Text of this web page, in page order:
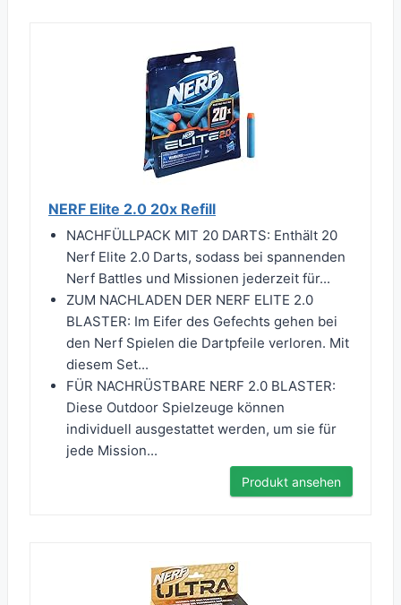
NERF Elite 2.0 20x Refill
NACHFÜLLPACK MIT 20 DARTS: Enthält 20
Nerf Elite 2.0 Darts, sodass bei spannenden
Nerf Battles und Missionen jederzeit für...
ZUM NACHLADEN DER NERF ELITE 2.0
BLASTER: Im Eifer des Gefechts gehen bei
den Nerf Spielen die Dartpfeile verloren. Mit
diesem Set...
FÜR NACHRÜSTBARE NERF 2.0 BLASTER:
Diese Outdoor Spielzeuge können
individuell ausgestattet werden, um sie für
jede Mission...
Produkt ansehen